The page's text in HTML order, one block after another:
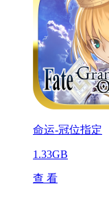
命运-冠位指定
1.33GB
查 看